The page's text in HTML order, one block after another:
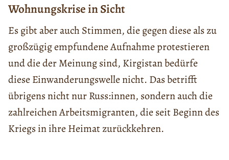
Wohnungskrise in Sicht
Es gibt aber auch Stimmen, die gegen diese als zu
großzügig empfundene Aufnahme protestieren
und die der Meinung sind, Kirgistan bedürfe
diese Einwanderungswelle nicht. Das betrifft
übrigens nicht nur Russ:innen, sondern auch die
zahlreichen Arbeitsmigranten, die seit Beginn des
Kriegs in ihre Heimat zurückkehren.